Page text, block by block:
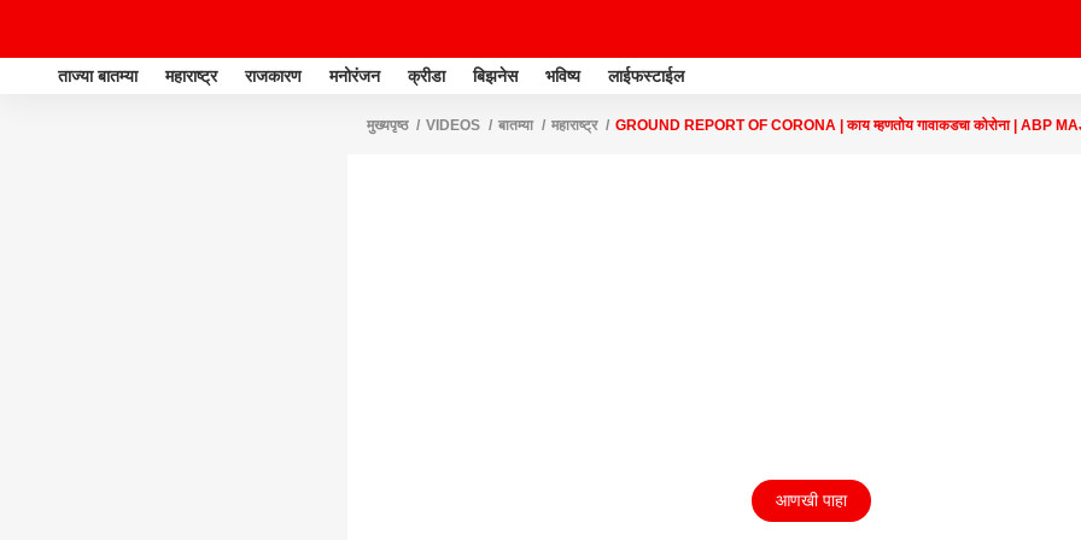
ताज्या बातम्या महाराष्ट्र राजकारण मनोरंजन क्रीडा बिझनेस भविष्य लाईफस्टाईल
मुख्यपृष्ठ VIDEOS बातम्या महाराष्ट्र GROUND REPORT OF CORONA | काय म्हणतोय गावाकडचा कोरोना | ABP
आणखी पाहा